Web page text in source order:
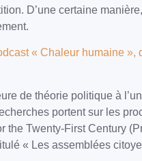
D’une certaine
« Chaleur humaine
de théorie politique à
portent sur les
the Twenty-First Century
« Les assemblées